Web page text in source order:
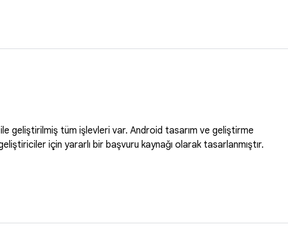
geliştirilmiş tüm işlevleri var. Android tasarım ve geliştirme
için yararlı bir başvuru kaynağı olarak tasarlanmıştır.